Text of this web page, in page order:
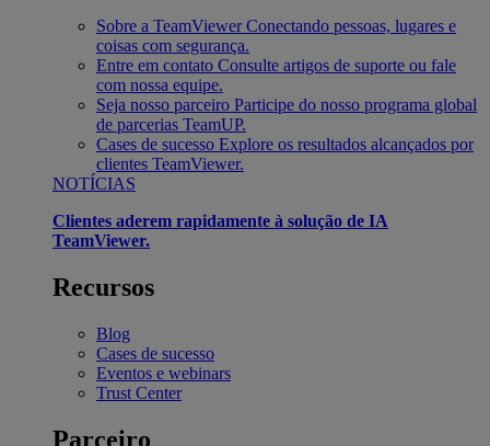
Sobre a TeamViewer Conectando pessoas, lugares e
coisas com segurança.
Entre em contato Consulte artigos de suporte ou fale
com nossa equipe.
Seja nosso parceiro Participe do nosso programa global
de parcerias TeamUP.
Cases de sucesso Explore os resultados alcançados por
clientes TeamViewer.
NOTÍCIAS
Clientes aderem rapidamente à solução de IA
TeamViewer.
Recursos
Blog
Cases de sucesso
Eventos e webinars
Trust Center
Parceiro